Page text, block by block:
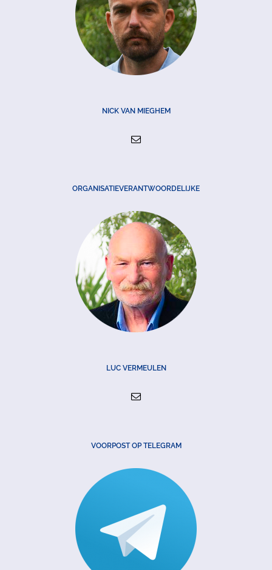
NICK VAN MIEGHEM
ORGANISATIEVERANTWOORDELIJKE
LUC VERMEULEN
VOORPOST OP TELEGRAM